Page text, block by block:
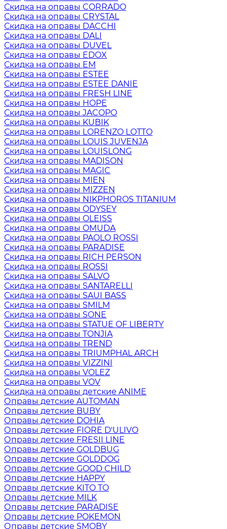
Скидка на оправы CORRADO
Скидка на оправы CRYSTAL
Скидка на оправы DACCHI
Скидка на оправы DALI
Скидка на оправы DUVEL
Скидка на оправы EDOX
Скидка на оправы EM
Скидка на оправы ESTEE
Скидка на оправы ESTEE DANIE
Скидка на оправы FRESH LINE
Скидка на оправы HOPE
Скидка на оправы JACOPO
Скидка на оправы KUBIK
Скидка на оправы LORENZO LOTTO
Скидка на оправы LOUIS JUVENJA
Скидка на оправы LOUISLONG
Скидка на оправы MADISON
Скидка на оправы MAGIC
Скидка на оправы MIEN
Скидка на оправы MIZZEN
Скидка на оправы NIKPHOROS TITANIUM
Скидка на оправы ODYSEY
Скидка на оправы OLEISS
Скидка на оправы OMUDA
Скидка на оправы PAOLO ROSSI
Скидка на оправы PARADISE
Скидка на оправы RICH PERSON
Скидка на оправы ROSSI
Скидка на оправы SALVO
Скидка на оправы SANTARELLI
Скидка на оправы SAUI BASS
Скидка на оправы SMILM
Скидка на оправы SONE
Скидка на оправы STATUE OF LIBERTY
Скидка на оправы TONJIA
Скидка на оправы TREND
Скидка на оправы TRIUMPHAL ARCH
Скидка на оправы VIZZINI
Скидка на оправы VOLEZ
Скидка на оправы VOV
Скидка на оправы детские ANIME
Оправы детские AUTOMAN
Оправы детские BUBY
Оправы детские DOHIA
Оправы детские FIORE D'ULIVO
Оправы детские FRESII LINE
Оправы детские GOLDBUG
Оправы детские GOLDDOG
Оправы детские GOOD CHILD
Оправы детские HAPPY
Оправы детские KITO TO
Оправы детские MILK
Оправы детские PARADISE
Оправы детские POKEMON
Оправы детские SMOBY